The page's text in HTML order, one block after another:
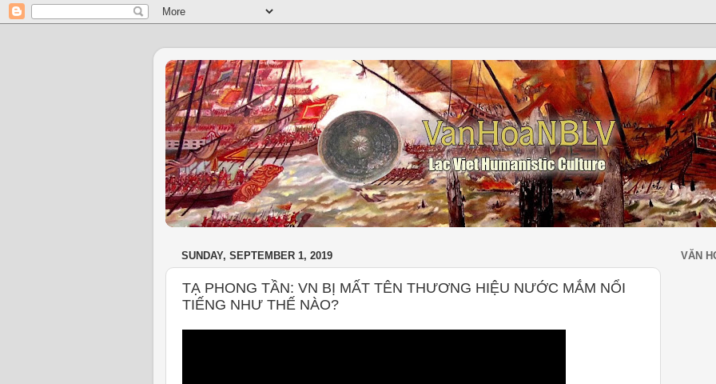
SUNDAY, SEPTEMBER 1, 2019
TẠ PHONG TẦN: VN BỊ MẤT TÊN THƯƠNG HIỆU NƯỚC MẮM NỔI
TIẾNG NHƯ THẾ NÀO?
VĂN